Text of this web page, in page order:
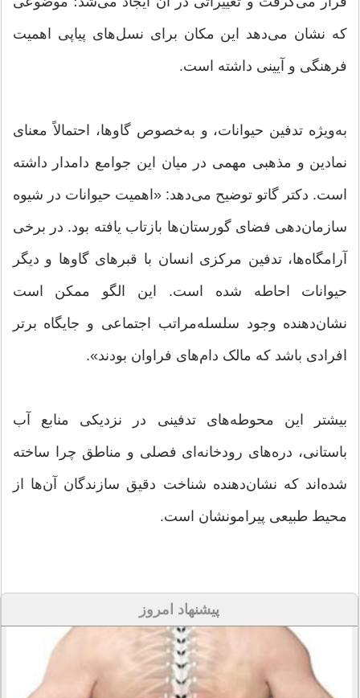
که نشان می‌دهد این مکان برای نسل‌های پیاپی اهمیت
فرهنگی و آیینی داشته است.
به‌ویژه تدفین حیوانات، و به‌خصوص گاوها، احتمالاً معنای
نمادین و مذهبی مهمی در میان این جوامع دامدار داشته
است. دکتر گاتو توضیح می‌دهد: «اهمیت حیوانات در شیوه
سازمان‌دهی فضای گورستان‌ها بازتاب یافته بود. در برخی
آرامگاه‌ها، تدفین مرکزی انسان با قبرهای گاوها و دیگر
حیوانات احاطه شده است. این الگو ممکن است
نشان‌دهنده وجود سلسله‌مراتب اجتماعی و جایگاه برتر
افرادی باشد که مالک دام‌های فراوان بودند».
بیشتر این محوطه‌های تدفینی در نزدیکی منابع آب
باستانی، دره‌های رودخانه‌ای فصلی و مناطق چرا ساخته
شده‌اند که نشان‌دهنده شناخت دقیق سازندگان آن‌ها از
محیط طبیعی پیرامونشان است.
پیشنهاد امروز